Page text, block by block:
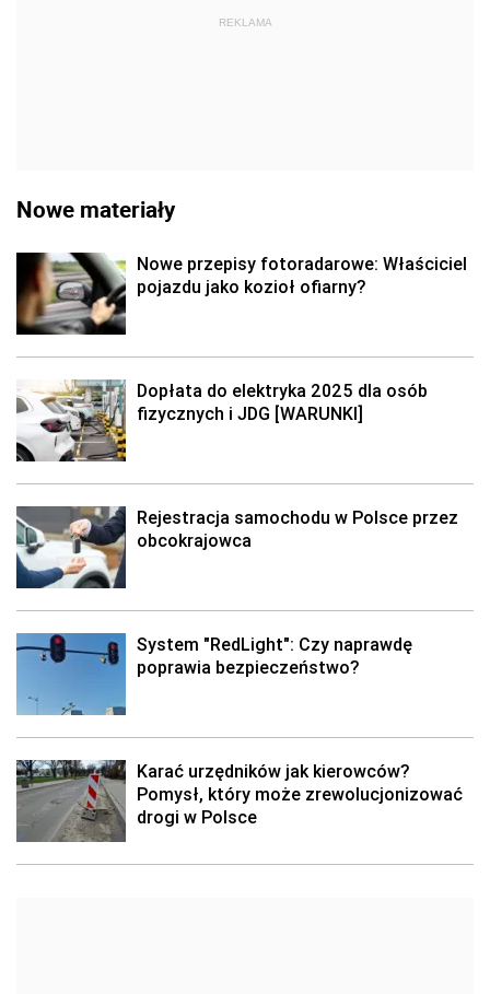
REKLAMA
Nowe materiały
Nowe przepisy fotoradarowe: Właściciel
pojazdu jako kozioł ofiarny?
Dopłata do elektryka 2025 dla osób
fizycznych i JDG [WARUNKI]
Rejestracja samochodu w Polsce przez
obcokrajowca
System "RedLight": Czy naprawdę
poprawia bezpieczeństwo?
Karać urzędników jak kierowców?
Pomysł, który może zrewolucjonizować
drogi w Polsce